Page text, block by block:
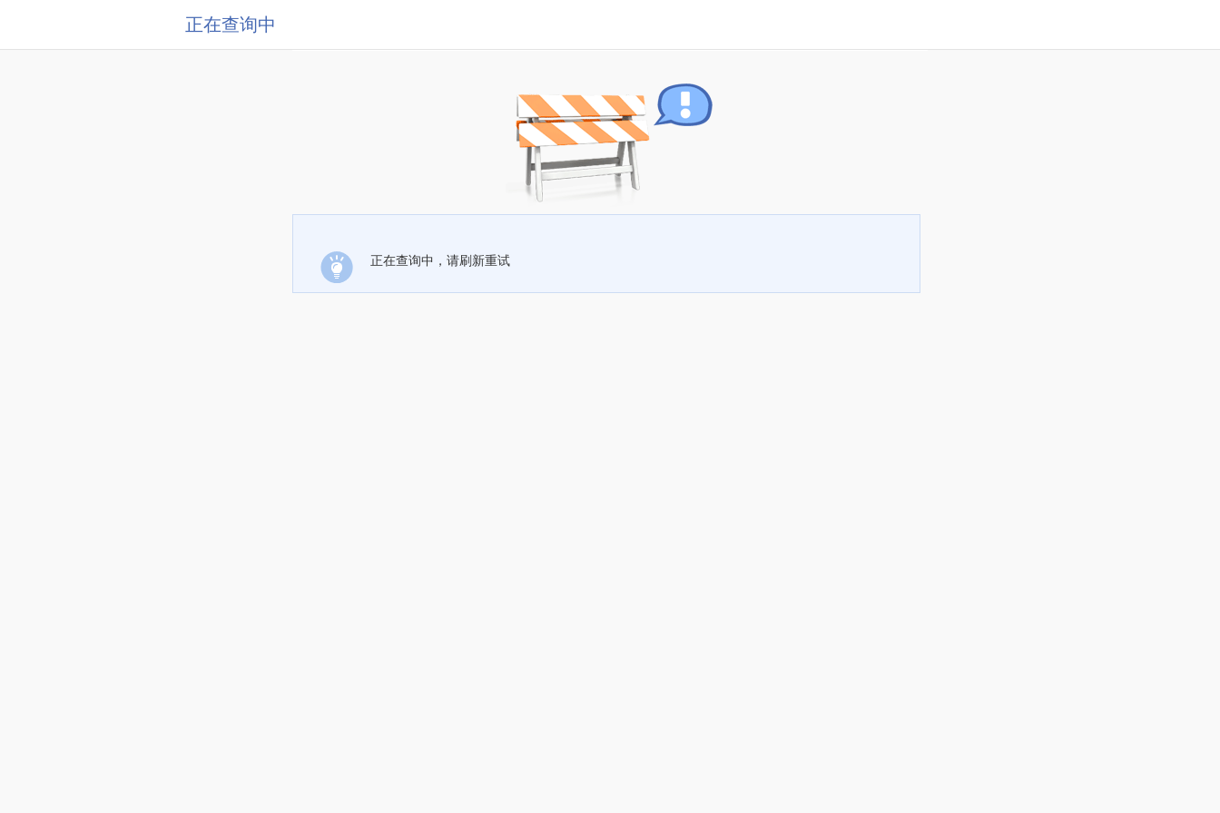
正在查询中
正在查询中，请刷新重试